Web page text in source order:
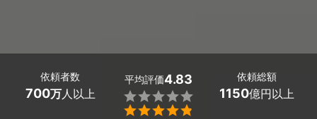
依頼者数
700万人以上
平均評価4.83


依頼総額
1150億円以上